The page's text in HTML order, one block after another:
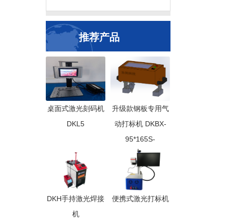
推荐产品
桌面式激光刻码机
DKL5
升级款钢板专用气
动打标机 DKBX-
95*165S-
DKH手持激光焊接
机
便携式激光打标机